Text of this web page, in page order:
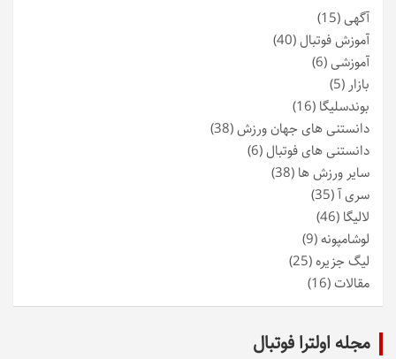
آگهی(15)
آموزش فوتبال(40)
آموزشی(6)
بازار (5)
بوندسلیگا (16)
دانستنی های جهان ورزش(38)
دانستنی های فوتبال(6)
سایر ورزش ها (38)
سری آ(35)
لالیگا (46)
لوشامپونه(9)
لیگ جزیره(25)
مقالات(16)
مجله اولترا فوتبال